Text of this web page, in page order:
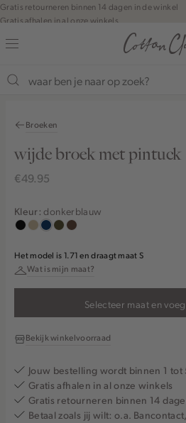
Navigeer
direct naar
de
hoofdinhoud
zoekbalk
naar de
Gratis retourneren binnen 14 dagen in de winkel
Gratis afhalen in al onze winkels
Jouw bestelling wordt binnen 1 tot 5 dagen
Betaal zoals jij wilt: o.a. Bancontact, Riverty,
Shop the look
Broeken
wijde broek met pintuck
€49.95
Kleur:donkerblauw
zwartlichtzand
donkerblauw
groen,
midden
donkerbruin
Het model is 1.71 en draagt maat S
Wat is mijn maat?
Selecteer maat en
Bekijk winkelvoorraad
Jouw bestelling wordt binnen 1 tot
Gratis afhalen in al onze winkels
Gratis retourneren binnen 14
Betaal zoals jij wilt: o.a.